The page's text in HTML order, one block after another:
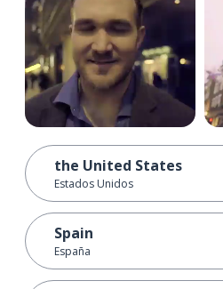
the United States
Estados Unidos
Spain
España